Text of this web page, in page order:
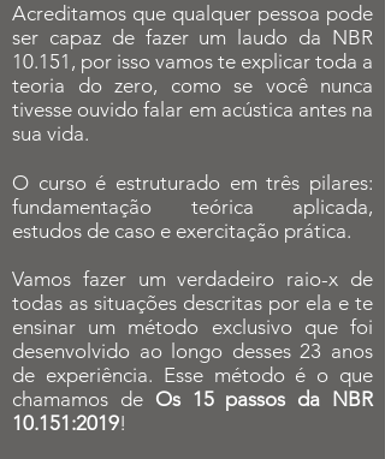
Acreditamos que qualquer pessoa pode
ser capaz de fazer um laudo da NBR
10.151, por isso vamos te explicar toda a
teoria do zero, como se você nunca
tivesse ouvido falar em acústica antes na
sua vida.
O curso é estruturado em três pilares:
fundamentação teórica aplicada,
estudos de caso e exercitação prática.
Vamos fazer um verdadeiro raio-x de
todas as situações descritas por ela e te
ensinar um método exclusivo que foi
desenvolvido ao longo desses 23 anos
de experiência. Esse método é o que
chamamos de Os 15 passos da NBR
10.151:2019!